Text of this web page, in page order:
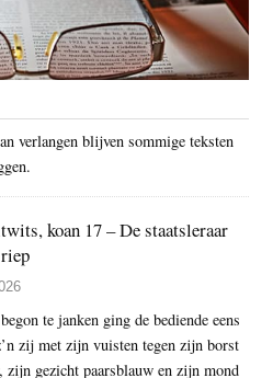
verlangen blijven sommige teksten
koan 17 – De staatsleraar
te janken ging de bediende eens
zij met zijn vuisten tegen zijn borst
zijn gezicht paarsblauw en zijn mond